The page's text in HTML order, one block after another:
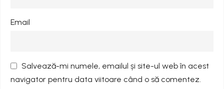
Email
Salvează-mi numele, emailul și site-ul web în acest
navigator pentru data viitoare când o să comentez.